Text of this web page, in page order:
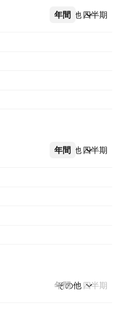
年間 四半期
その他
年間 四半期
その他
年間 四半期
その他